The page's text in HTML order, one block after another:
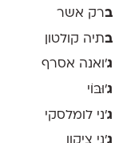
ברק אשר
בתיה קולטון
ג'ואנה אסרף
ג'וּבּוֹי
ג׳ני לומלסקי